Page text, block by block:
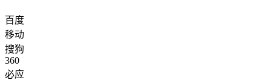
百度
移动
搜狗
360
必应